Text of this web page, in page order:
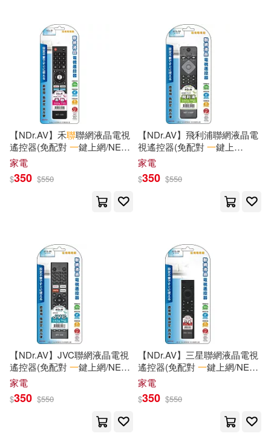
【NDr.AV】禾聯聯網液晶電視
遙控器(免配對一鍵上網/NET-
1308)
家電
$350 $550
【NDr.AV】飛利浦聯網液晶電
視遙控器(免配對一鍵上
網/NET-1306P)
家電
$350 $550
【NDr.AV】JVC聯網液晶電視
遙控器(免配對一鍵上網/NET-
1305)
家電
$350 $550
【NDr.AV】三星聯網液晶電視
遙控器(免配對一鍵上網/NET-
1303S)
家電
$350 $550